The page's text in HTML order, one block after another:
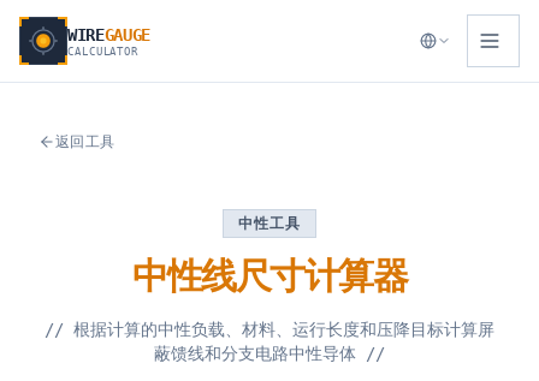
WIREGAUGE
CALCULATOR
返回工具
中性工具
中性线尺寸计算器
// 根据计算的中性负载、材料、运行长度和压降目标计算屏
蔽馈线和分支电路中性导体 //